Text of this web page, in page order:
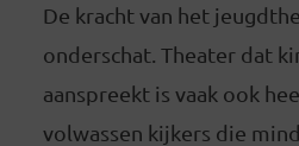
De kracht van het
onderschat. Theater dat
aanspreekt is vaak ook
volwassen kijkers die